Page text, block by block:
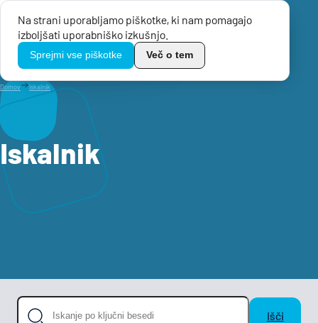
Na strani uporabljamo piškotke, ki nam pomagajo
izboljšati uporabniško izkušnjo.
Sprejmi vse piškotke Več o tem
TikoPro
Menu
Domov Iskalnik
Iskalnik
Išči